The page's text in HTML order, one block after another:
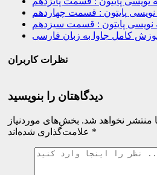
نویسی پایتون : قسمت چهاردهم
نویسی پایتون : قسمت سیزدهم
کامل جاوا به زبان فارسی
نظرات کاربران
دیدگاهتان را بنویسید
منتشر نخواهد شد. بخش‌های موردنیاز
*